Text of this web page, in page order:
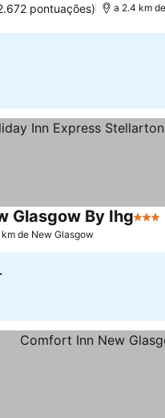
pontuações) a 2.4 km
Glasgow By Ihg3
de New Glasgow